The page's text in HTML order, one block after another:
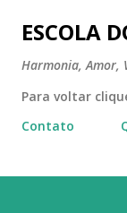
ESCOLA
Harmonia, Amor,
Para voltar
Contato